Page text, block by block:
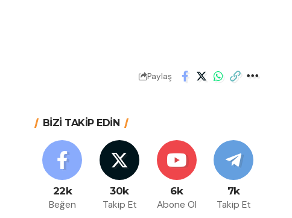
Paylaş
BİZİ TAKİP EDİN
22k
Beğen
30k
Takip Et
6k
Abone Ol
7k
Takip Et